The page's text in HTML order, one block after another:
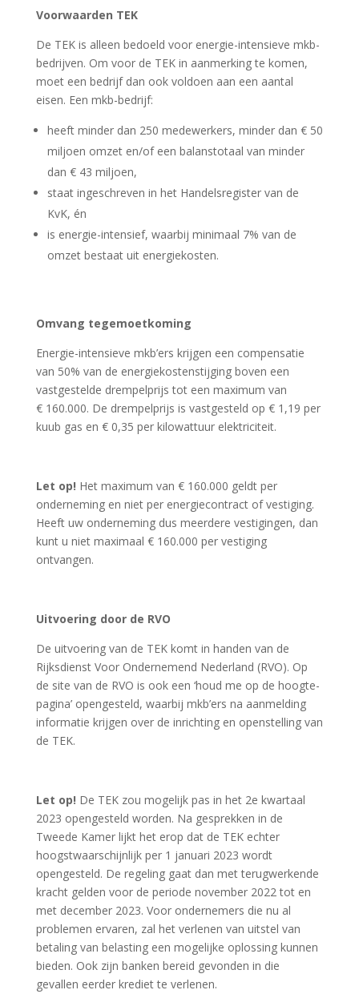
Voorwaarden TEK
De TEK is alleen bedoeld voor energie-intensieve mkb-
bedrijven. Om voor de TEK in aanmerking te komen,
moet een bedrijf dan ook voldoen aan een aantal
eisen. Een mkb-bedrijf:
heeft minder dan 250 medewerkers, minder dan € 50
miljoen omzet en/of een balanstotaal van minder
dan € 43 miljoen,
staat ingeschreven in het Handelsregister van de
KvK, én
is energie-intensief, waarbij minimaal 7% van de
omzet bestaat uit energiekosten.
Omvang tegemoetkoming
Energie-intensieve mkb’ers krijgen een compensatie
van 50% van de energiekostenstijging boven een
vastgestelde drempelprijs tot een maximum van
€ 160.000. De drempelprijs is vastgesteld op € 1,19 per
kuub gas en € 0,35 per kilowattuur elektriciteit.
Let op! Het maximum van € 160.000 geldt per
onderneming en niet per energiecontract of vestiging.
Heeft uw onderneming dus meerdere vestigingen, dan
kunt u niet maximaal € 160.000 per vestiging
ontvangen.
Uitvoering door de RVO
De uitvoering van de TEK komt in handen van de
Rijksdienst Voor Ondernemend Nederland (RVO). Op
de site van de RVO is ook een ‘houd me op de hoogte-
pagina’ opengesteld, waarbij mkb’ers na aanmelding
informatie krijgen over de inrichting en openstelling van
de TEK.
Let op! De TEK zou mogelijk pas in het 2e kwartaal
2023 opengesteld worden. Na gesprekken in de
Tweede Kamer lijkt het erop dat de TEK echter
hoogstwaarschijnlijk per 1 januari 2023 wordt
opengesteld. De regeling gaat dan met terugwerkende
kracht gelden voor de periode november 2022 tot en
met december 2023. Voor ondernemers die nu al
problemen ervaren, zal het verlenen van uitstel van
betaling van belasting een mogelijke oplossing kunnen
bieden. Ook zijn banken bereid gevonden in die
gevallen eerder krediet te verlenen.